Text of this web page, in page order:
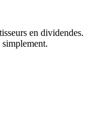
en dividendes.